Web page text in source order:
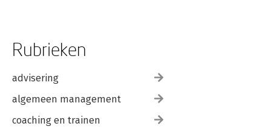
Rubrieken
advisering
algemeen management
coaching en trainen